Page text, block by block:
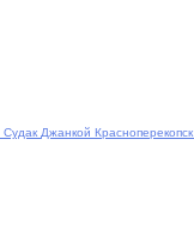
Судак Джанкой Красноперекопск